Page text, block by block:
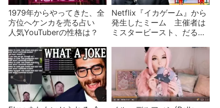
1979年からやってきた、全
方位へケンカを売る占い
人気YouTuberの性格は？
Netflix『イカゲーム』から
発生したミーム 主催者は
ミスタービースト、だるま
うTikTokスター